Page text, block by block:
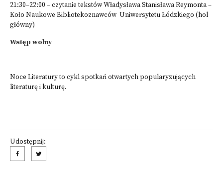
21:30–22:00 – czytanie tekstów Władysława Stanisława Reymonta –
Koło Naukowe Bibliotekoznawców Uniwersytetu Łódzkiego (hol
główny)
Wstęp wolny
Noce Literatury to cykl spotkań otwartych popularyzujących
literaturę i kulturę.
Udostępnij: